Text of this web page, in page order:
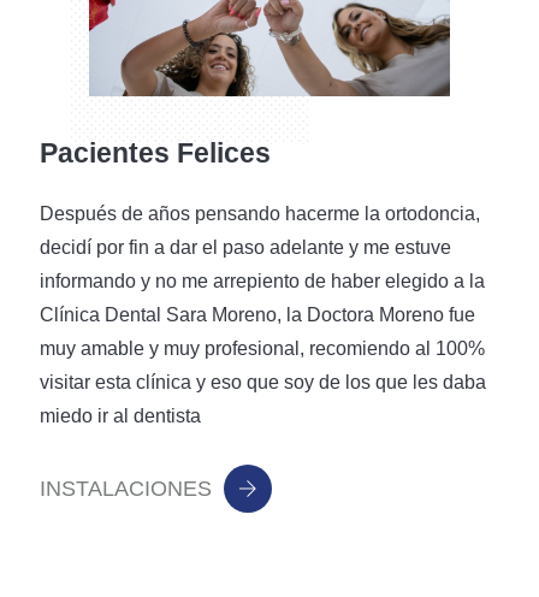
Pacientes Felices
Después de años pensando hacerme la ortodoncia,
decidí por fin a dar el paso adelante y me estuve
informando y no me arrepiento de haber elegido a la
Clínica Dental Sara Moreno, la Doctora Moreno fue
muy amable y muy profesional, recomiendo al 100%
visitar esta clínica y eso que soy de los que les daba
miedo ir al dentista
INSTALACIONES